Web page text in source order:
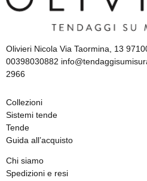
Olivieri Nicola Via Taormina, 13
00398030882
2966
Collezioni
Sistemi tende
Tende
Guida all’acquisto
Chi siamo
Spedizioni e resi